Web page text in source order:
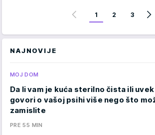
1 2 3
NAJNOVIJE
MOJ DOM
Da li vam je kuća sterilno čista ili uvek
govori o vašoj psihi više nego što
zamislite
PRE 55 MIN